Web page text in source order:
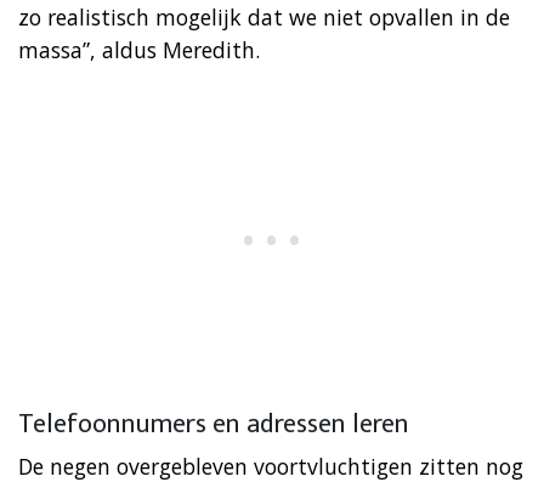
zo realistisch mogelijk dat we niet opvallen in de
massa”, aldus Meredith.
Telefoonnumers en adressen leren
De negen overgebleven voortvluchtigen zitten nog